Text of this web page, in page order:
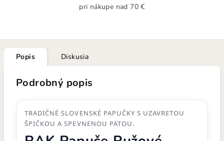
pri nákupe nad 70 €
Popis Diskusia
Podrobný popis
TRADIČNÉ SLOVENSKÉ PAPUČKY S UZAVRETOU
ŠPIČKOU A SPEVNENOU PÄTOU.